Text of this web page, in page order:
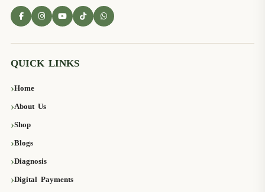
QUICK LINKS
Home
About Us
Shop
Blogs
Diagnosis
Digital Payments